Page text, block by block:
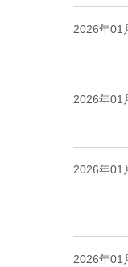
2026年01
2026年01
2026年01
2026年01